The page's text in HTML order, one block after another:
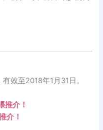
效至2018年1月31日。
推介！
介！